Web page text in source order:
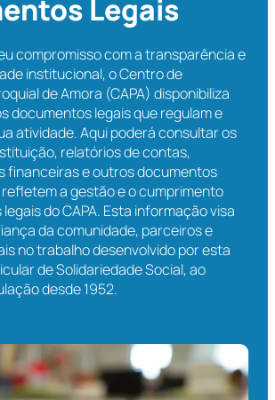
Legais
compromisso com a transparência e
institucional, o Centro de
de Amora (CAPA) disponibiliza
documentos legais que regulam e
atividade. Aqui poderá consultar os
relatórios de contas,
financeiras e outros documentos
a gestão e o cumprimento
do CAPA. Esta informação visa
da comunidade, parceiros e
no trabalho desenvolvido por esta
de Solidariedade Social, ao
desde 1952.